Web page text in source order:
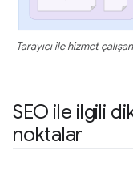
Tarayıcı ile hizmet
SEO ile ilgili
noktalar